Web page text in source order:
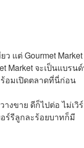
แต่ Gourmet
Market จะเป็นแบร
อมเปิดตลาดที่นี่ก่อน
งขาย ดีก็ไปต่อ ไม่เวิ
ร์รีลูกละร้อยบาทก็มี